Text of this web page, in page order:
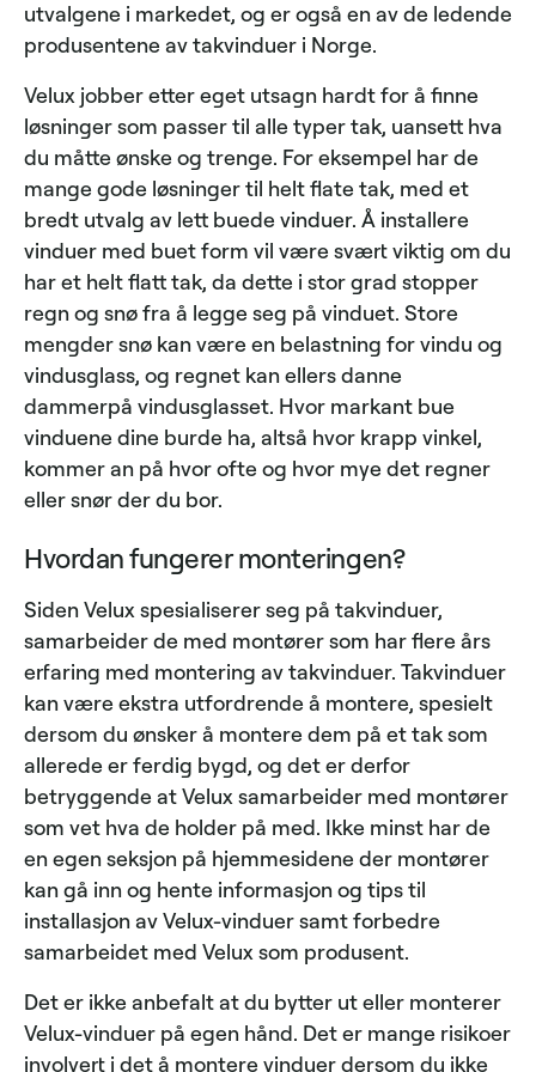
utvalgene i markedet, og er også en av de ledende
produsentene av takvinduer i Norge.
Velux jobber etter eget utsagn hardt for å finne
løsninger som passer til alle typer tak, uansett hva
du måtte ønske og trenge. For eksempel har de
mange gode løsninger til helt flate tak, med et
bredt utvalg av lett buede vinduer. Å installere
vinduer med buet form vil være svært viktig om du
har et helt flatt tak, da dette i stor grad stopper
regn og snø fra å legge seg på vinduet. Store
mengder snø kan være en belastning for vindu og
vindusglass, og regnet kan ellers danne
dammerpå vindusglasset. Hvor markant bue
vinduene dine burde ha, altså hvor krapp vinkel,
kommer an på hvor ofte og hvor mye det regner
eller snør der du bor.
Hvordan fungerer monteringen?
Siden Velux spesialiserer seg på takvinduer,
samarbeider de med montører som har flere års
erfaring med montering av takvinduer. Takvinduer
kan være ekstra utfordrende å montere, spesielt
dersom du ønsker å montere dem på et tak som
allerede er ferdig bygd, og det er derfor
betryggende at Velux samarbeider med montører
som vet hva de holder på med. Ikke minst har de
en egen seksjon på hjemmesidene der montører
kan gå inn og hente informasjon og tips til
installasjon av Velux-vinduer samt forbedre
samarbeidet med Velux som produsent.
Det er ikke anbefalt at du bytter ut eller monterer
Velux-vinduer på egen hånd. Det er mange risikoer
involvert i det å montere vinduer dersom du ikke